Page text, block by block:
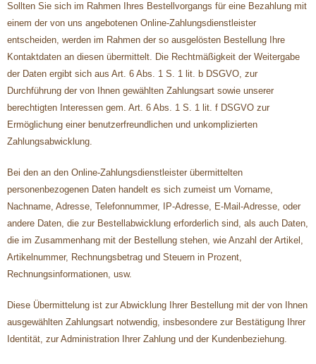
Sollten Sie sich im Rahmen Ihres Bestellvorgangs für eine Bezahlung mit
einem der von uns angebotenen Online-Zahlungsdienstleister
entscheiden, werden im Rahmen der so ausgelösten Bestellung Ihre
Kontaktdaten an diesen übermittelt. Die Rechtmäßigkeit der Weitergabe
der Daten ergibt sich aus Art. 6 Abs. 1 S. 1 lit. b DSGVO, zur
Durchführung der von Ihnen gewählten Zahlungsart sowie unserer
berechtigten Interessen gem. Art. 6 Abs. 1 S. 1 lit. f DSGVO zur
Ermöglichung einer benutzerfreundlichen und unkomplizierten
Zahlungsabwicklung.
Bei den an den Online-Zahlungsdienstleister übermittelten
personenbezogenen Daten handelt es sich zumeist um Vorname,
Nachname, Adresse, Telefonnummer, IP-Adresse, E-Mail-Adresse, oder
andere Daten, die zur Bestellabwicklung erforderlich sind, als auch Daten,
die im Zusammenhang mit der Bestellung stehen, wie Anzahl der Artikel,
Artikelnummer, Rechnungsbetrag und Steuern in Prozent,
Rechnungsinformationen, usw.
Diese Übermittelung ist zur Abwicklung Ihrer Bestellung mit der von Ihnen
ausgewählten Zahlungsart notwendig, insbesondere zur Bestätigung Ihrer
Identität, zur Administration Ihrer Zahlung und der Kundenbeziehung.